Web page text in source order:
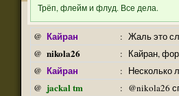
Трёп, флейм и флуд. Все дела.
@ Кайран : Жаль это
@ nikola26 : Кайран,
@ Кайран : Несколько
@ jackal tm : @nikola26